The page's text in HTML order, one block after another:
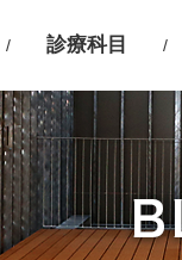
診療科目